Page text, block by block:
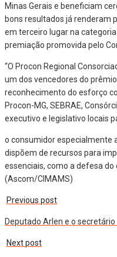
Minas Gerais e beneficiam
bons resultados já renderam
em terceiro lugar na
premiação promovida pelo
“O Procon Regional
um dos vencedores do
reconhecimento do esforço
Procon-MG, SEBRAE,
executivo e legislativo locais
o consumidor especialmente
dispõem de recursos para
essenciais, como a defesa do
(Ascom/CIMAMS)
Previous post
Deputado Arlen e o secretário
Next post